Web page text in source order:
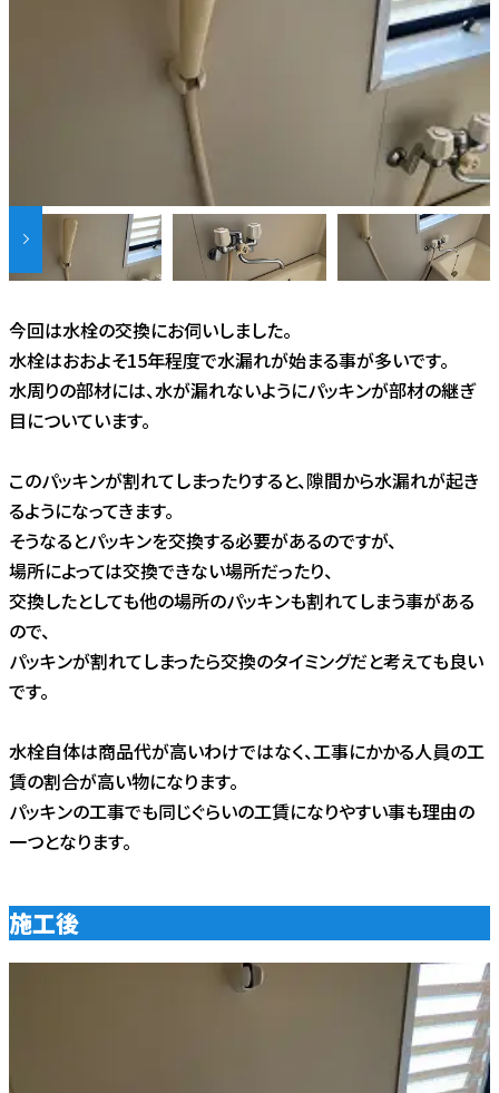
今回は水栓の交換にお伺いしました。
水栓はおおよそ15年程度で水漏れが始まる事が多いです。
水周りの部材には、水が漏れないようにパッキンが部材の継ぎ
目についています。
このパッキンが割れてしまったりすると、隙間から水漏れが起き
るようになってきます。
そうなるとパッキンを交換する必要があるのですが、
場所によっては交換できない場所だったり、
交換したとしても他の場所のパッキンも割れてしまう事がある
ので、
パッキンが割れてしまったら交換のタイミングだと考えても良い
です。
水栓自体は商品代が高いわけではなく、工事にかかる人員の工
賃の割合が高い物になります。
パッキンの工事でも同じぐらいの工賃になりやすい事も理由の
一つとなります。
施工後